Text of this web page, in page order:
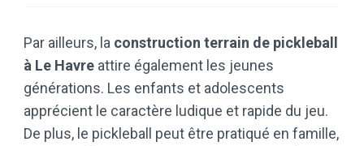
Par ailleurs, la construction terrain de pickleball
à Le Havre attire également les jeunes
générations. Les enfants et adolescents
apprécient le caractère ludique et rapide du jeu.
De plus, le pickleball peut être pratiqué en famille,